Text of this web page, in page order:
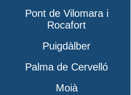
Pont de Vilomara i
Rocafort
Puigdàlber
Palma de Cervelló
Moià